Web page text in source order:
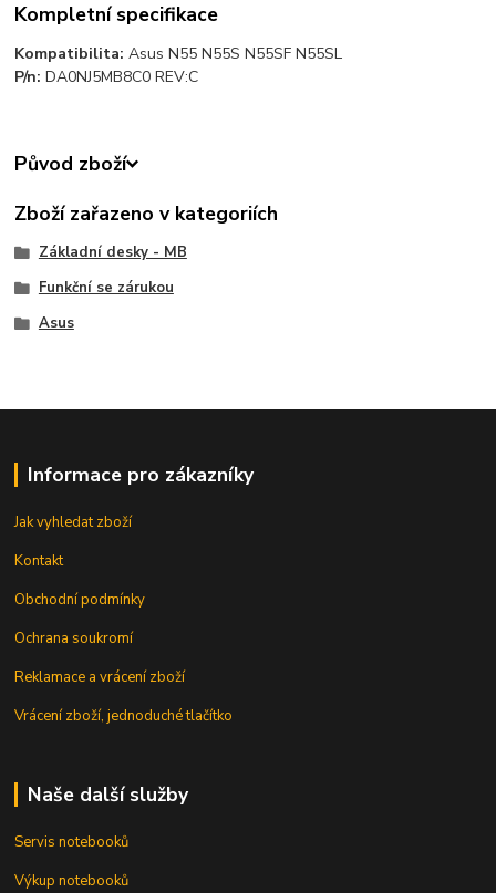
Kompletní specifikace
Kompatibilita: Asus N55 N55S N55SF N55SL
P/n: DA0NJ5MB8C0 REV:C
Původ zboží
Zboží zařazeno v kategoriích
Základní desky - MB
Funkční se zárukou
Asus
Informace pro zákazníky
Jak vyhledat zboží
Kontakt
Obchodní podmínky
Ochrana soukromí
Reklamace a vrácení zboží
Vrácení zboží, jednoduché tlačítko
Naše další služby
Servis notebooků
Výkup notebooků